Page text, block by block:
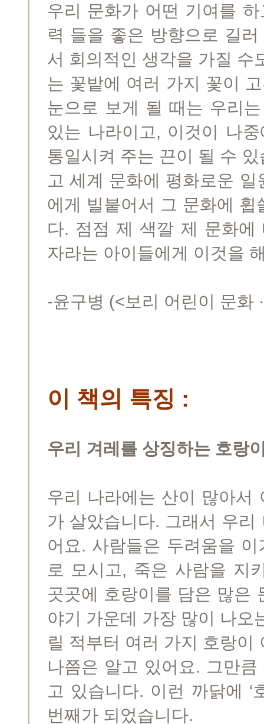
우리 문화가 어떤 기여를
력 들을 좋은 방향으로 길
서 회의적인 생각을 가질 수
는 꽃밭에 여러 가지 꽃이
눈으로 보게 될 때는 우리
있는 나라이고, 이것이 나
통일시켜 주는 끈이 될 수
고 세계 문화에 평화로운
에게 빌붙어서 그 문화에
다. 점점 제 색깔 제 문화
자라는 아이들에게 이것을
-윤구병 (<보리 어린이 문화
이 책의 특징 :
우리 겨레를 상징하는 호랑
우리 나라에는 산이 많아서
가 살았습니다. 그래서 우
어요. 사람들은 두려움을
로 모시고, 죽은 사람을 지
곳곳에 호랑이를 담은 많은
야기 가운데 가장 많이 나오
릴 적부터 여러 가지 호랑이
나쯤은 알고 있어요. 그만
고 있습니다. 이런 까닭에 ‘
번째가 되었습니다.